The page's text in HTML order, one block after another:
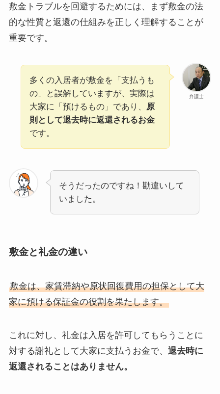
敷金トラブルを回避するためには、まず敷金の法
的な性質と返還の仕組みを正しく理解することが
重要です。
弁護士
多くの入居者が敷金を「支払うも
の」と誤解していますが、実際は
大家に「預けるもの」であり、 原
則として退去時に返還されるお金
です。
そうだったのですね！勘違いして
いました。
敷金と礼金の違い
敷金は、家賃滞納や原状回復費用の担保として大
家に預ける保証金の役割を果たします。
これに対し、礼金は入居を許可してもらうことに
対する謝礼として大家に支払うお金で、 退去時に
返還されることはありません。